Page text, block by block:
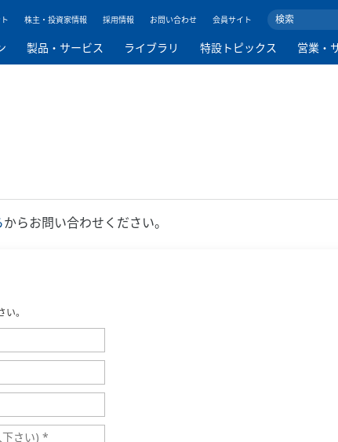
株主・投資家情報 採用情報 お問い合わせ 会員サイト
製品・サービス ライブラリ 特設トピックス 営業・
からお問い合わせください。